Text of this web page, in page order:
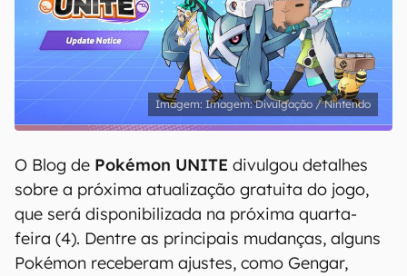
Imagem: Divulgação / Nintendo
O Blog de Pokémon UNITE divulgou detalhes
sobre a próxima atualização gratuita do jogo,
que será disponibilizada na próxima quarta-
feira (4). Dentre as principais mudanças, alguns
Pokémon receberam ajustes, como Gengar,